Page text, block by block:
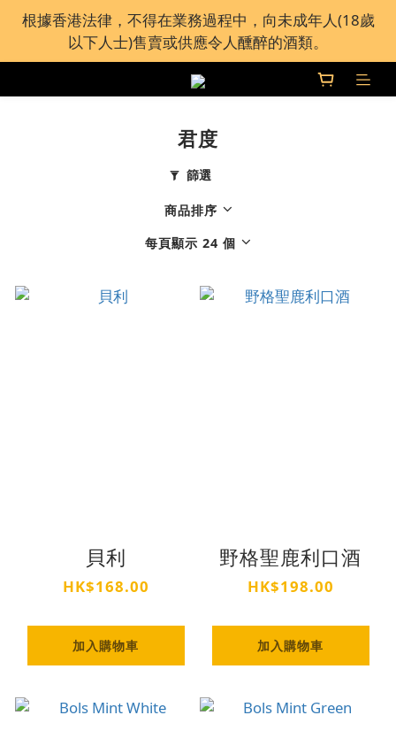
全港接近60間 Bar Pacific 分店免運費自取 或加運費送
貨上門
根據香港法律，不得在業務過程中，向未成年人(18歲
以下人士)售賣或供應令人醺醉的酒類。
全港接近60間 Bar Pacific 分店免運費自取 或加運費送
君度
篩選
商品排序
每頁顯示 24 個
貝利
HK$168.00
加入購物車
野格聖鹿利口酒
HK$198.00
加入購物車